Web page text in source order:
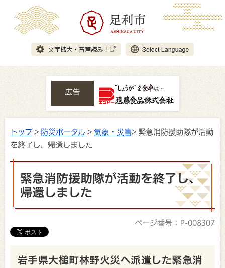
広告
トップ> 防災ポータル > 気象・災害> 緊急消防援助隊が活動
を終了し、帰還しました
緊急消防援助隊が活動を終了し、
帰還しました
ページ番号：P-008307
岩手県大槌町林野火災へ派遣した緊急消